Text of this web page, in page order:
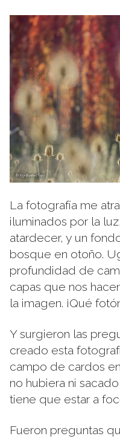
La fotografía me
iluminados por la
atardecer, y un
bosque en otoño.
profundidad de
capas que nos
la imagen. ¡Qué
Y surgieron las
creado esta
campo de cardos
no hubiera ni
tiene que estar a
Fueron preguntas